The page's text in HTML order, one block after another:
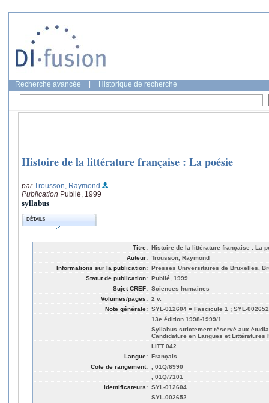
Recherche avancée Historique de recherche
Histoire de la littérature française : La poésie
parTrousson, Raymond
Publication Publié, 1999
syllabus
DÉTAILS
Titre: Histoire de la littérature française : La
Auteur: Trousson, Raymond
Informations sur la publication: Presses Universitaires de Bruxelles,
Statut de publication: Publié, 1999
Sujet CREF: Sciences humaines
Volumes/pages: 2 v.
Note générale: SYL-012604 = Fascicule 1 ; SYL-
13e édition 1998-1999/1
Syllabus strictement réservé aux
Candidature en Langues et Littératures
LITT 042
Langue: Français
Cote de rangement:
, 01Q/6990
, 01Q/7101
Identificateurs: SYL-012604
SYL-002652